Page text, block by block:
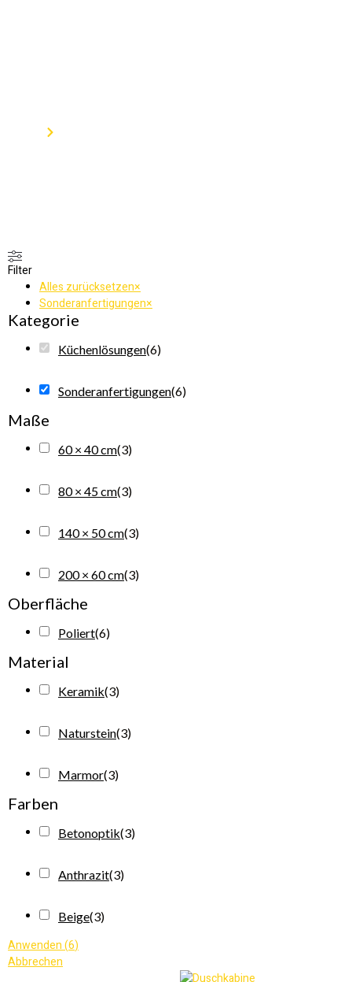
Filter
Alles zurücksetzen×
Sonderanfertigungen×
Kategorie
Küchenlösungen(6)
Sonderanfertigungen(6)
Maße
60 × 40 cm(3)
80 × 45 cm(3)
140 × 50 cm(3)
200 × 60 cm(3)
Oberfläche
Poliert(6)
Material
Keramik(3)
Naturstein(3)
Marmor(3)
Farben
Betonoptik(3)
Anthrazit(3)
Beige(3)
Anwenden(6)
Abbrechen